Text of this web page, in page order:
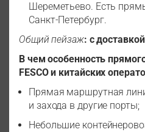
Шереметьево. Есть
Санкт-Петербург.
Общий пейзаж: с
В чем особенность
FESCO и китайских
Прямая маршрутная
и захода в другие порты;
Небольшие